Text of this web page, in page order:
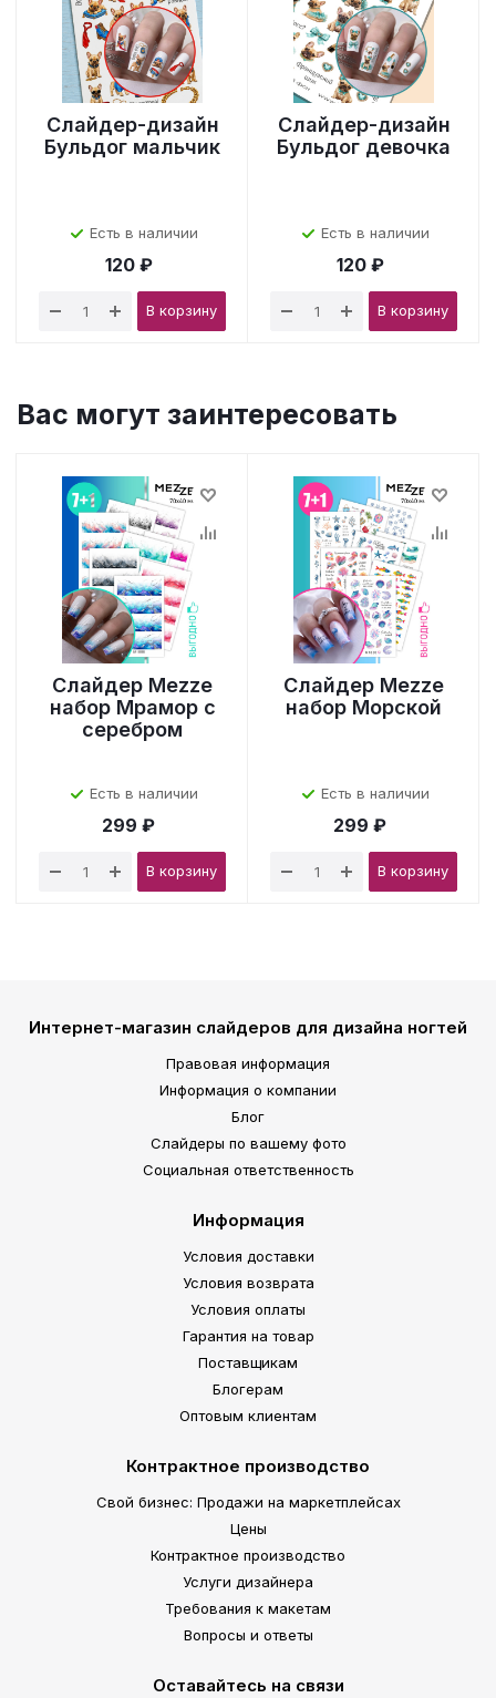
Слайдер-дизайн
Бульдог мальчик
Есть в наличии
120 ₽
В корзину
Слайдер-дизайн
Бульдог девочка
Есть в наличии
120 ₽
В корзину
Вас могут заинтересовать
Слайдер Mezze
набор Мрамор с
серебром
Есть в наличии
299 ₽
В корзину
Слайдер Mezze
набор Морской
Есть в наличии
299 ₽
В корзину
Интернет-магазин слайдеров для дизайна ногтей
Правовая информация
Информация о компании
Блог
Слайдеры по вашему фото
Социальная ответственность
Информация
Условия доставки
Условия возврата
Условия оплаты
Гарантия на товар
Поставщикам
Блогерам
Оптовым клиентам
Контрактное производство
Свой бизнес: Продажи на маркетплейсах
Цены
Контрактное производство
Услуги дизайнера
Требования к макетам
Вопросы и ответы
Оставайтесь на связи